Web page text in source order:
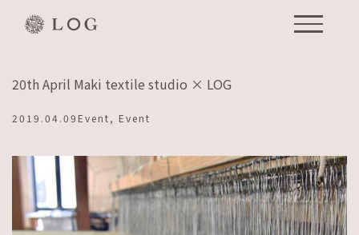
20th April Maki textile studio × LOG
2019.04.09 Event, Event